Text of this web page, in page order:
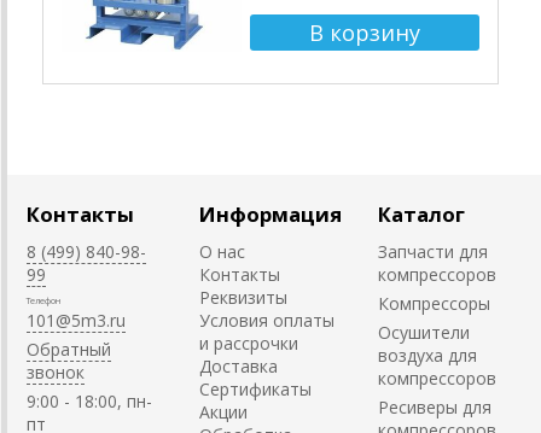
Контакты
8 (499) 840-98-
99
Телефон
101@5m3.ru
Обратный
звонок
9:00 - 18:00, пн-
пт
Информация
О нас
Контакты
Реквизиты
Условия оплаты
и рассрочки
Доставка
Сертификаты
Акции
Каталог
Запчасти для
компрессоров
Компрессоры
Осушители
воздуха для
компрессоров
Ресиверы для